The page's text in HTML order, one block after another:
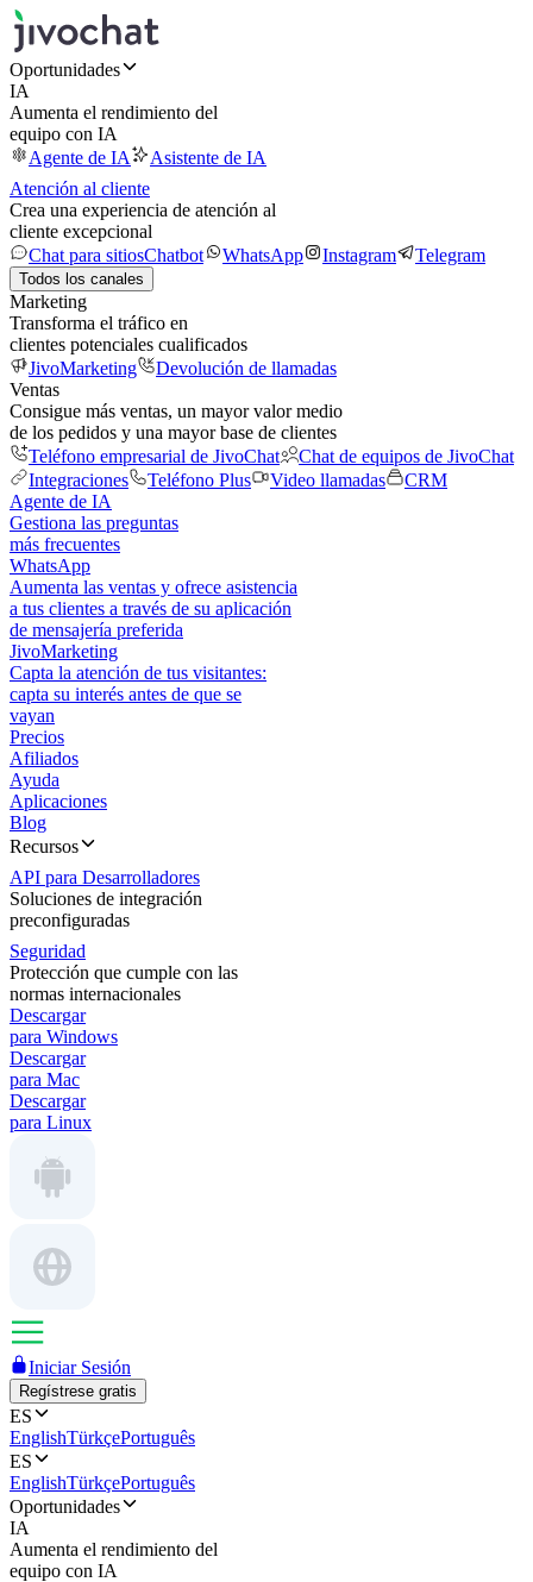
Oportunidades
IA
Aumenta el rendimiento del
equipo con IA
Agente de IA
Asistente de IA
Atención al cliente
Crea una experiencia de atención al
cliente excepcional
Chat para sitiosChatbot WhatsApp Instagram Telegram
Todos los canales
Marketing
Transforma el tráfico en
clientes potenciales cualificados
JivoMarketing
Devolución de llamadas
Ventas
Consigue más ventas, un mayor valor medio
de los pedidos y una mayor base de clientes
Teléfono empresarial de JivoChat
Chat de equipos de JivoChat
Integraciones
Teléfono Plus Video llamadas
CRM
Agente de IA
Gestiona las preguntas
más frecuentes
WhatsApp
Aumenta las ventas y ofrece asistencia
a tus clientes a través de su aplicación
de mensajería preferida
JivoMarketing
Capta la atención de tus visitantes:
capta su interés antes de que se
vayan
Precios
Afiliados
Ayuda
Aplicaciones
Blog
Recursos
API para Desarrolladores
Soluciones de integración
preconfiguradas
Seguridad
Protección que cumple con las
normas internacionales
Descargar
para Windows
Descargar
para Mac
Descargar
para Linux
Iniciar Sesión
Regístrese gratis
ES
EnglishTürkçePortuguês
ES
EnglishTürkçePortuguês
Oportunidades
IA
Aumenta el rendimiento del
equipo con IA